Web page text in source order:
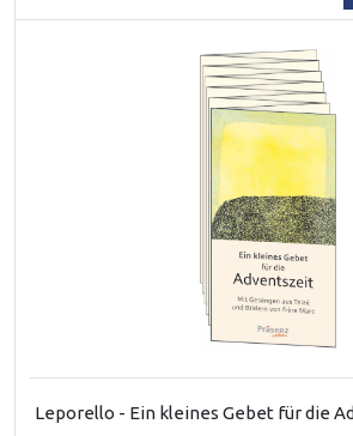
Leporello - Ein kleines Gebet für die